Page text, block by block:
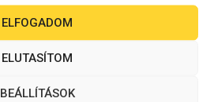
ELFOGADOM
ELUTASÍTOM
BEÁLLÍTÁSOK